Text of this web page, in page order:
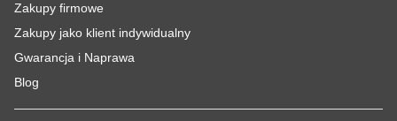
Zakupy firmowe
Zakupy jako klient indywidualny
Gwarancja i Naprawa
Blog